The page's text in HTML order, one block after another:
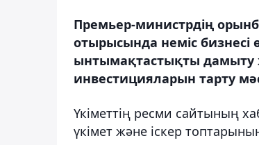
Премьер-министрдің
отырысында неміс
ынтымақтастықты дамыту
инвестицияларын тарту
Үкіметтің ресми сайтының
үкімет және іскер